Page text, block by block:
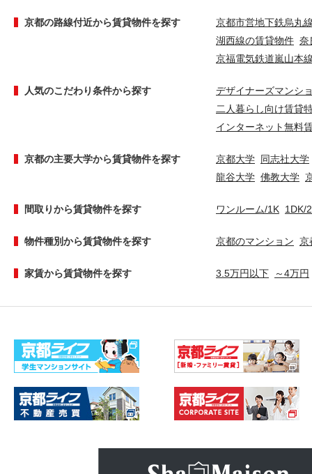
京都の路線付近から賃貸物件を探す
京都市営地下鉄烏丸
湖西線の賃貸物件 奈
京福電気鉄道嵐山本
人気のこだわり条件から探す
デザイナーズマンシ
二人暮らし向け賃貸
インターネット無料
京都の主要大学から賃貸物件を探す 京都大学 同志社大学
龍谷大学 佛教大学
間取りから賃貸物件を探す ワンルーム/1K 1DK/
物件種別から賃貸物件を探す 京都のマンション 京
家賃から賃貸物件を探す 3.5万円以下 ～4万円